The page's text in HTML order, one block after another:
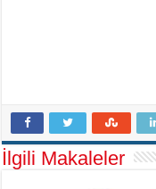
İlgili Makaleler